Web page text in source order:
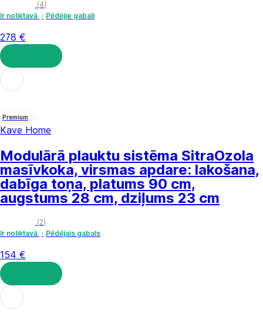
(4)
Ir noliktavā
Pēdējie gabali
278 €
LIKT GROZĀ
Premium
Kave Home
Modulārā plauktu sistēma SitraOzola
masīvkoka, virsmas apdare: lakošana,
dabīga toņa, platums 90 cm,
augstums 28 cm, dziļums 23 cm
(2)
Ir noliktavā
Pēdējais gabals
154 €
LIKT GROZĀ